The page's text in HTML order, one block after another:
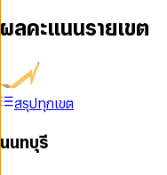
ผลคะแนนรายเขต
สรุปทุกเขต
นนทบุรี